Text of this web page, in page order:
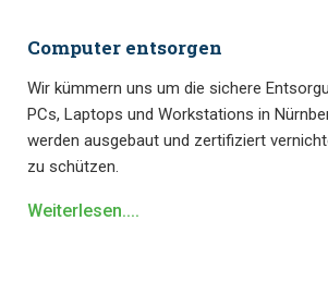
Computer entsorgen
Wir kümmern uns um die sichere
PCs, Laptops und Workstations in
werden ausgebaut und zertifiziert
zu schützen.
Weiterlesen....